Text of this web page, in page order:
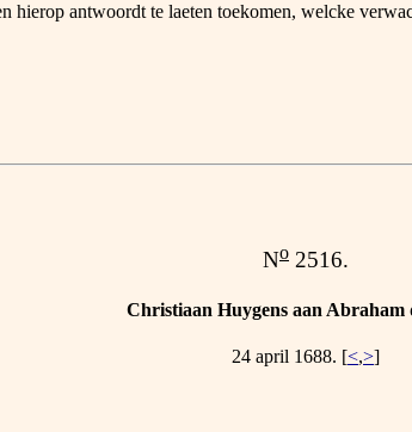
antwoordt te laeten toekomen, welcke
No 2516.
Christiaan Huygens aan Abraham
24 april 1688. [<,>]